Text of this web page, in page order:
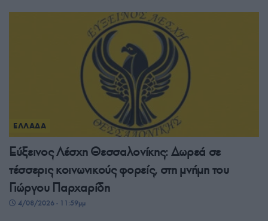
ΕΛΛΑΔΑ
Εύξεινος Λέσχη Θεσσαλονίκης: Δωρεά σε
τέσσερις κοινωνικούς φορείς, στη μνήμη του
Γιώργου Παρχαρίδη
4/08/2026 - 11:59μμ